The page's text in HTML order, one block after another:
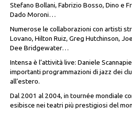
Stefano Bollani, Fabrizio Bosso, Dino e
Dado Moroni…
Numerose le collaborazioni con artisti
Lovano, Hilton Ruiz, Greg Hutchinson,
Dee Bridgewater…
Intensa è l’attività live: Daniele
importanti programmazioni di jazz dei
all’estero.
Dal 2001 al 2004, in tournée mondiale
esibisce nei teatri più prestigiosi del